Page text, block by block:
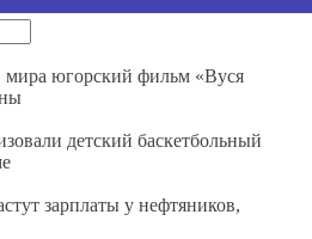
югорский фильм «Вуся
детский баскетбольный
зарплаты у нефтяников,